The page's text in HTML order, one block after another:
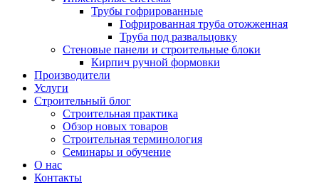
Трубы гофрированные
Гофрированная труба отожженная
Труба под развальцовку
Стеновые панели и строительные блоки
Кирпич ручной формовки
Производители
Услуги
Строительный блог
Строительная практика
Обзор новых товаров
Строительная терминология
Семинары и обучение
О нас
Контакты